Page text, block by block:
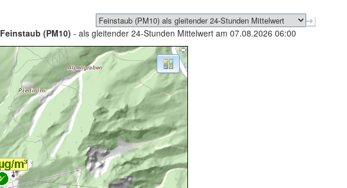
Feinstaub (PM10) - als gleitender 24-Stunden Mittelwert am 07.08.2026 06:00